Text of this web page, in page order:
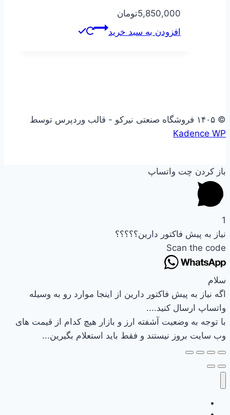
5,850,000تومان
افزودن به سبد خرید
© ۱۴۰۵ فروشگاه صنعتی نیرکو - قالب وردپرس توسط
Kadence WP
باز کردن چت واتساپ
1
نیاز به پیش فاکتور دارین؟؟؟؟؟
Scan the code
سلام
اگه نیاز به پیش فاکتور دارین از اینجا موارد رو به وسیله
واتساپ ارسال کنید....
با توجه به وضعیت آشفته ارز و بازار هیچ کدام از قیمت های
وب سایت بروز نیستند و فقط باید استعلام بگیرین...